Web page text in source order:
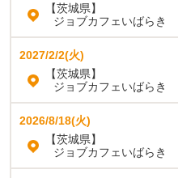
【茨城県】
ジョブカフェいばらき
2027/2/2(火)
【茨城県】
ジョブカフェいばらき
2026/8/18(火)
【茨城県】
ジョブカフェいばらき